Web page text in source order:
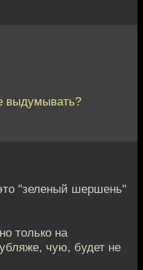
выдумывать?
"зеленый шершень"
только на
чую, будет не